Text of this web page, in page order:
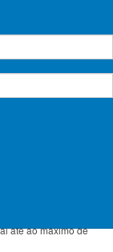
(15+)
FPME válida para a
FPME.
o ranking do
até ao máximo de